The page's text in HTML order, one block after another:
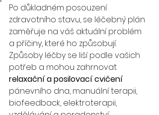
Po důkladném posouzení
zdravotního stavu, se léčebný plán
zaměřuje na váš aktuální problém
a příčiny, které ho způsobují.
Způsoby léčby se liší podle vašich
potřeb a mohou zahrnovat
relaxační a posilovací cvičení
pánevního dna, manuální terapii,
biofeedback, elektroterapii,